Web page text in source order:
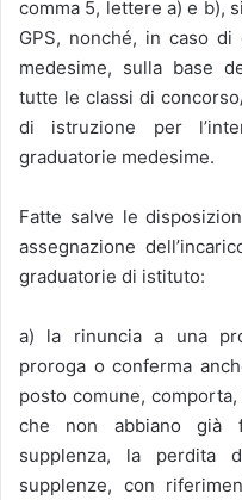
comma 5, lettere a) e b),
GPS, nonché, in caso
medesime, sulla base
tutte le classi di
di istruzione per
graduatorie medesime.
Fatte salve le
assegnazione
graduatorie di istituto:
a) la rinuncia a una
proroga o conferma
posto comune,
che non abbiano già
supplenza, la perdita
supplenze, con